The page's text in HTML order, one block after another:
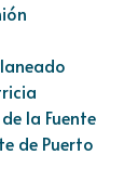
la Fuente
de Puerto